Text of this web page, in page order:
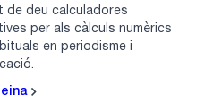
de deu calculadores
per als càlculs numèrics
en periodisme i